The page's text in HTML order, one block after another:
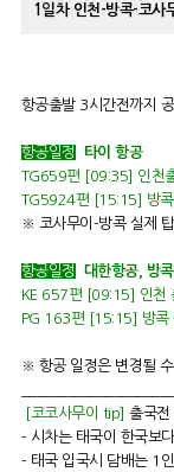
1일차 인천-방콕-코사
항공출발 3시간전까지
항공일정
타이 항공
TG659편 [09:35] 인천
TG5924편 [15:15] 방
※ 코사무이-방콕 실제
항공일정 대한항공, 방
KE 657편 [09:15] 인천
PG 163편 [15:15] 방
※ 항공 일정은 변경될 수
[코코사무이 tip] 출국전
- 시차는 태국이 한국보
- 태국 입국시 담배는 1